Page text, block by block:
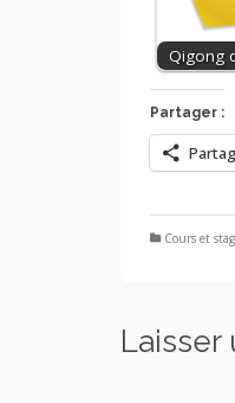
Qigong
Partager :
Cours et